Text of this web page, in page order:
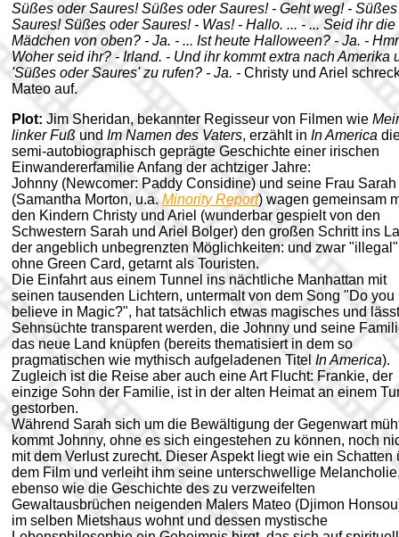
Süßes oder Saures! Süßes oder Saures! - Geht weg! -
Saures! Süßes oder Saures! - Was! - Hallo. ... - ... Seid ihr die
Mädchen von oben? - Ja. - ... Ist heute Halloween? - Ja. -
Woher seid ihr? - Irland. - Und ihr kommt extra nach Amerika
'Süßes oder Saures' zu rufen? - Ja. - Christy und Ariel
Mateo auf.
Plot: Jim Sheridan, bekannter Regisseur von Filmen wie
linker Fuß und Im Namen des Vaters, erzählt in In America
semi-autobiographisch geprägte Geschichte einer irischen
Einwandererfamilie Anfang der achtziger Jahre:
Johnny (Newcomer: Paddy Considine) und seine Frau Sarah
(Samantha Morton, u.a.Minority Report) wagen gemeinsam
den Kindern Christy und Ariel (wunderbar gespielt von den
Schwestern Sarah und Ariel Bolger) den großen Schritt ins
der angeblich unbegrenzten Möglichkeiten: und zwar
ohne Green Card, getarnt als Touristen.
Die Einfahrt aus einem Tunnel ins nächtliche Manhattan mit
seinen tausenden Lichtern, untermalt von dem Song "Do you
believe in Magic?", hat tatsächlich etwas magisches und
Sehnsüchte transparent werden, die Johnny und seine
das neue Land knüpfen (bereits thematisiert in dem so
pragmatischen wie mythisch aufgeladenen Titel In America).
Zugleich ist die Reise aber auch eine Art Flucht: Frankie, der
einzige Sohn der Familie, ist in der alten Heimat an einem
gestorben.
Während Sarah sich um die Bewältigung der Gegenwart
kommt Johnny, ohne es sich eingestehen zu können, noch
mit dem Verlust zurecht. Dieser Aspekt liegt wie ein Schatten
dem Film und verleiht ihm seine unterschwellige
ebenso wie die Geschichte des zu verzweifelten
Gewaltausbrüchen neigenden Malers Mateo (Djimon
im selben Mietshaus wohnt und dessen mystische